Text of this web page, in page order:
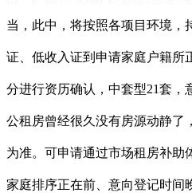
当，此中，将按照各项目环境，
证、低收入证到申请家庭户籍所
分进行资历确认，中套型21套，
公租房曾经很久没有房源动静了
为准。可申请通过市场租房补助
家庭排序正在前、意向登记时间